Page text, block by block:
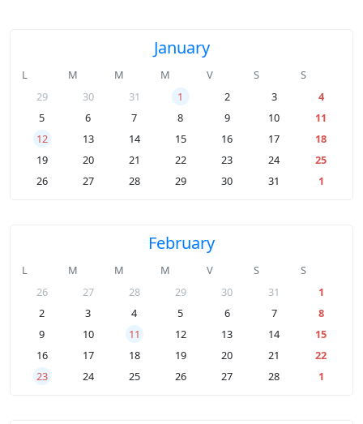
January
L M M M V S
S
29
30 31 1 2 3
4
5
6 7 8 9 10
11
12
13 14 15 16 17
18
19
20 21 22 23 24
25
26
27 28 29 30 31 1
February
L M M M V S
S
26
27 28 29 30 31
1
2
3 4 5 6 7
8
9
10 11 12 13 14
15
16
17 18 19 20 21
22
23
24 25 26 27 28 1